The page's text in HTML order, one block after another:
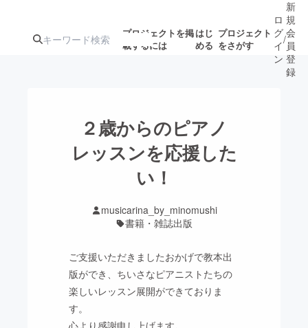
プロジェクトを掲
載するには
はじ
める
プロジェクト
をさがす
注目の新着プロ
ジェクト
募集終了が近いプ
ロジェクト
テクノロジー・ガジェット
映像・映画
ビジネス・起業
ロ
グ
イ
ン
/
新
規
会
員
登
録
２歳からのピアノ
レッスンを応援した
い！
musicarina_by_minomushi
書籍・雑誌出版
ご支援いただきましたおかげで教本出
版ができ、ちいさなピアニストたちの
楽しいレッスン展開ができておりま
す。
心より感謝申し上げます。